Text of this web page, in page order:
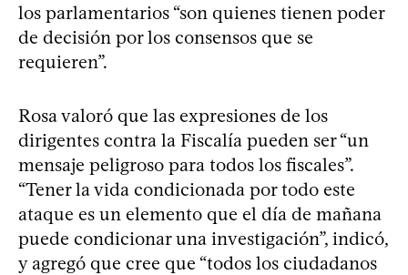
los parlamentarios “son quienes tienen poder
de decisión por los consensos que se
requieren”.
Rosa valoró que las expresiones de los
dirigentes contra la Fiscalía pueden ser “un
mensaje peligroso para todos los fiscales”.
“Tener la vida condicionada por todo este
ataque es un elemento que el día de mañana
puede condicionar una investigación”, indicó,
y agregó que cree que “todos los ciudadanos